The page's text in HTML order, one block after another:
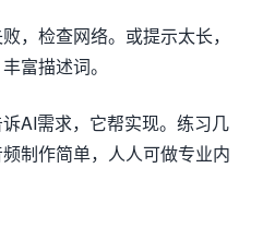
，检查网络。或提示太长，
富描述词。
AI需求，它帮实现。练习几
制作简单，人人可做专业内